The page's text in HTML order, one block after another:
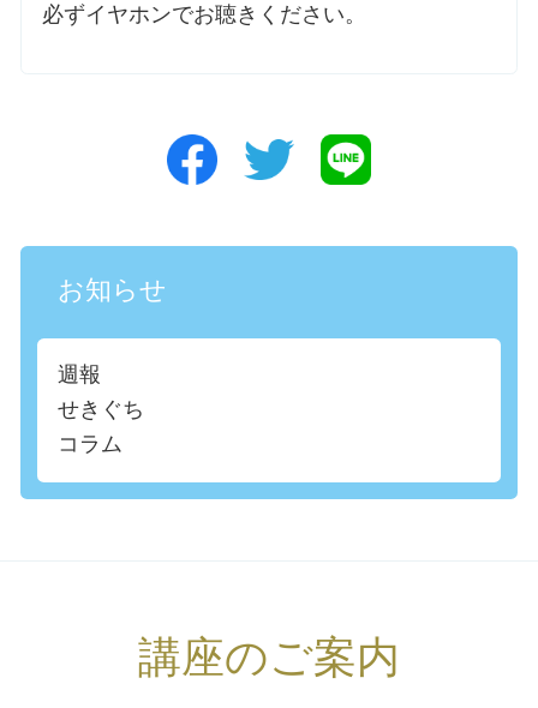
必ずイヤホンでお聴きください。
お知らせ
週報
せきぐち
コラム
講座のご案内